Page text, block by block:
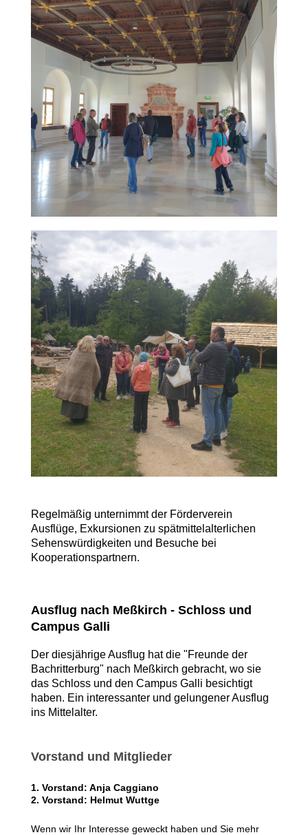
Regelmäßig unternimmt der Förderverein
Ausflüge, Exkursionen zu spätmittelalterlichen
Sehenswürdigkeiten und Besuche bei
Kooperationspartnern.
Ausflug nach Meßkirch - Schloss und
Campus Galli
Der diesjährige Ausflug hat die "Freunde der
Bachritterburg" nach Meßkirch gebracht, wo sie
das Schloss und den Campus Galli besichtigt
haben. Ein interessanter und gelungener Ausflug
ins Mittelalter.
Vorstand und Mitglieder
1. Vorstand: Anja Caggiano
2. Vorstand: Helmut Wuttge
Wenn wir Ihr Interesse geweckt haben und Sie mehr